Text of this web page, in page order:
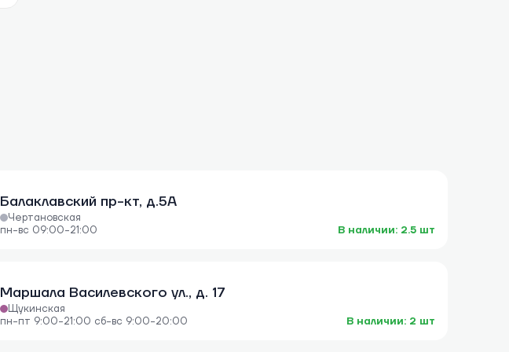
Балаклавский пр-кт, д.5А
Чертановская
пн-вс 09:00-21:00
В наличии: 2.5 шт
Маршала Василевского ул., д. 17
Щукинская
пн-пт 9:00-21:00 сб-вс 9:00-20:00
В наличии: 2 шт